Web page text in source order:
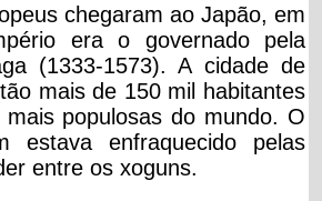
chegaram ao Japão, em
era o governado pela
(1333-1573). A cidade de
mais de 150 mil habitantes
populosas do mundo. O
estava enfraquecido pelas
entre os xoguns.